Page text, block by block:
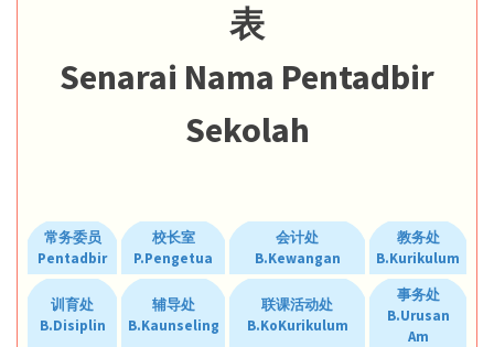
表
Senarai Nama Pentadbir
Sekolah
常务委员
Pentadbir
校长室
P.Pengetua
会计处
B.Kewangan
教务处
B.Kurikulum
训育处
B.Disiplin
辅导处
B.Kaunseling
联课活动处
B.KoKurikulum
事务处
B.Urusan
Am